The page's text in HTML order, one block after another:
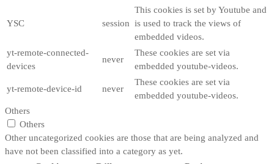
YSC session
This cookies is set by Youtube and
is used to track the views of
embedded videos.
yt-remote-connected-
devices
never
These cookies are set via
embedded youtube-videos.
yt-remote-device-id never
These cookies are set via
embedded youtube-videos.
Others
Others
Other uncategorized cookies are those that are being analyzed and
have not been classified into a category as yet.